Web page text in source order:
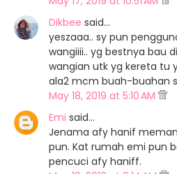
Dikbee said…
yeszaaa.. sy pun
wangiiii.. yg bestnya bau
wangian utk yg kereta tu
ala2 mcm buah-buahan
May 18, 2019 at 5:10 AM
Emi said…
Jenama afy hanif
pun. Kat rumah emi pun
pencuci afy haniff.